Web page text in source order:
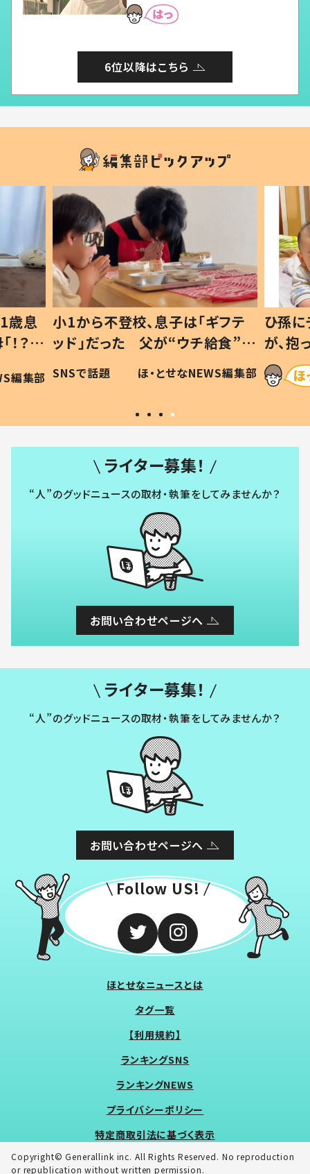
6位以降はこちら
歳息
？」
編集部
小1から不登校、息子は「ギフテ
ッド」だった 父が“ウチ給食”を
作り続ける理由とは #令和の親
#令和の子
SNSで話題 ほ・とせなNEWS編集部
ひ孫
が、
「涙が
い」
ライター募集！
“人”のグッドニュースの取材・執筆をしてみませんか？
お問い合わせページへ
ライター募集！
“人”のグッドニュースの取材・執筆をしてみませんか？
お問い合わせページへ
Follow US!
ほとせなニュースとは
タグ一覧
【利用規約】
ランキングSNS
ランキングNEWS
プライバシーポリシー
特定商取引法に基づく表示
Copyright© Generallink inc. All Rights Reserved. No reproduction
or republication without written permission.